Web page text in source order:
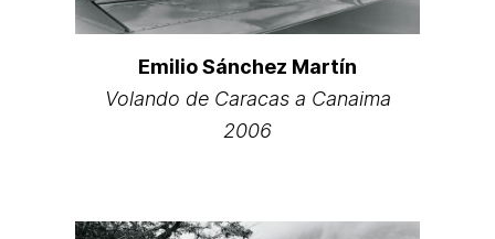
Emilio Sánchez Martín
Volando de Caracas a Canaima
2006